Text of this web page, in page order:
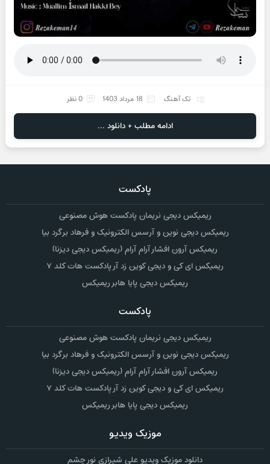
تک آهنگ 18 مرداد 1403 0 نظر
ادامه مطلب + دانلود ...
پادکست
ریمیکس دیجی نریمان پادکست هوش مصنوعی
ریمیکس دیجی نوین و آرسس الکترونیک و فرهاد برگرد بیا
ریمیکس آرون افشار آرام آرام (ریمیکس دیجی دیزنا)
ریمیکس ای کی و دیجی کوین زد آر پادکست هات کلد ۷
ریمیکس دیجی پایا هابر ریمیکس
پادکست
ریمیکس دیجی نریمان پادکست هوش مصنوعی
ریمیکس دیجی نوین و آرسس الکترونیک و فرهاد برگرد بیا
ریمیکس آرون افشار آرام آرام (ریمیکس دیجی دیزنا)
ریمیکس ای کی و دیجی کوین زد آر پادکست هات کلد ۷
ریمیکس دیجی پایا هابر ریمیکس
موزیک ویدیو
دانلود موزیک ویدیو علی شیرازی نور چشم